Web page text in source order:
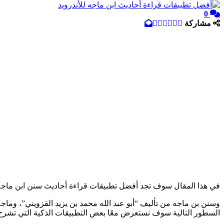
0
مشاركة
في هذا المقال سوف تجد أفضل تطبيقات قراءة أحاديث سنن ابن
السطور التالية سوف نستعرض معًا بعض التطبيقات الذكية التي